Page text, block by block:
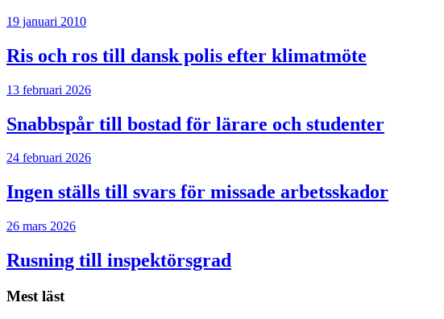
19 januari 2010
Ris och ros till dansk polis efter klimatmöte
13 februari 2026
Snabbspår till bostad för lärare och studenter
24 februari 2026
Ingen ställs till svars för missade arbetsskador
26 mars 2026
Rusning till inspektörsgrad
Mest läst